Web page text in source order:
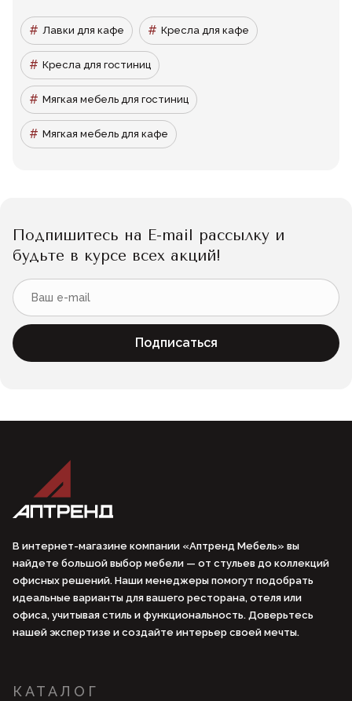
Лавки для кафе Кресла для кафе
Кресла для гостиниц
Мягкая мебель для гостиниц
Мягкая мебель для кафе
Подпишитесь на E-mail рассылку и
будьте в курсе всех акций!
Подписаться
В интернет-магазине компании «Аптренд Мебель» вы
найдете большой выбор мебели — от стульев до коллекций
офисных решений. Наши менеджеры помогут подобрать
идеальные варианты для вашего ресторана, отеля или
офиса, учитывая стиль и функциональность. Доверьтесь
нашей экспертизе и создайте интерьер своей мечты.
КАТАЛОГ